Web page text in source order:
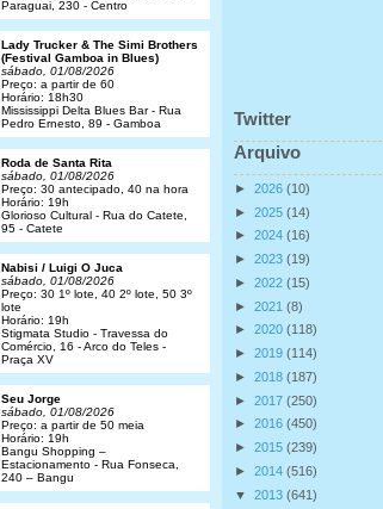
Twitter
Arquivo
► 2026 (10)
► 2025 (14)
► 2024 (16)
► 2023 (19)
► 2022 (15)
► 2021 (8)
► 2020 (118)
► 2019 (114)
► 2018 (187)
► 2017 (250)
► 2016 (450)
► 2015 (239)
► 2014 (516)
▼ 2013 (641)
Paraguai, 230 - Centro
Lady Trucker & The Simi Brothers
(Festival Gamboa in Blues)
sábado, 01/08/2026
Preço: a partir de 60
Horário: 18h30
Mississippi Delta Blues Bar - Rua
Pedro Ernesto, 89 - Gamboa
Roda de Santa Rita
sábado, 01/08/2026
Preço: 30 antecipado, 40 na hora
Horário: 19h
Glorioso Cultural - Rua do Catete,
95 - Catete
Nabisi / Luigi O Juca
sábado, 01/08/2026
Preço: 30 1º lote, 40 2º lote, 50 3º
lote
Horário: 19h
Stigmata Studio - Travessa do
Comércio, 16 - Arco do Teles -
Praça XV
Seu Jorge
sábado, 01/08/2026
Preço: a partir de 50 meia
Horário: 19h
Bangu Shopping –
Estacionamento - Rua Fonseca,
240 – Bangu